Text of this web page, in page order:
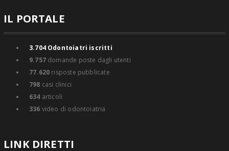
IL PORTALE
3.704Odontoiatri iscritti
9.757domande poste dagli utenti
77.620 risposte pubblicate
798 casi clinici
634 articoli
336 video di odontoiatria
LINK DIRETTI